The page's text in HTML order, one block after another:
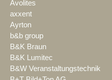
Avolites
axxent
Ayrton
b&b group
B&K Braun
B&K Lumitec
B&W Veranstaltungstechnik